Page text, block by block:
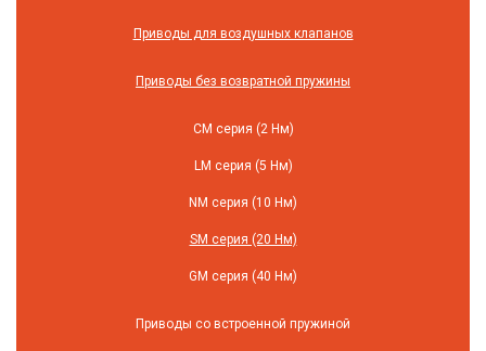
Приводы для воздушных клапанов
Приводы без возвратной пружины
СM серия (2 Нм)
LM серия (5 Нм)
NM серия (10 Нм)
SM серия (20 Нм)
GM серия (40 Нм)
Приводы со встроенной пружиной